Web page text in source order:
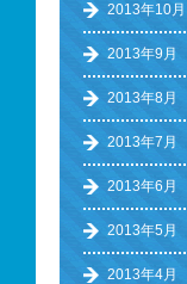
2013年10月
2013年9月
2013年8月
2013年7月
2013年6月
2013年5月
2013年4月